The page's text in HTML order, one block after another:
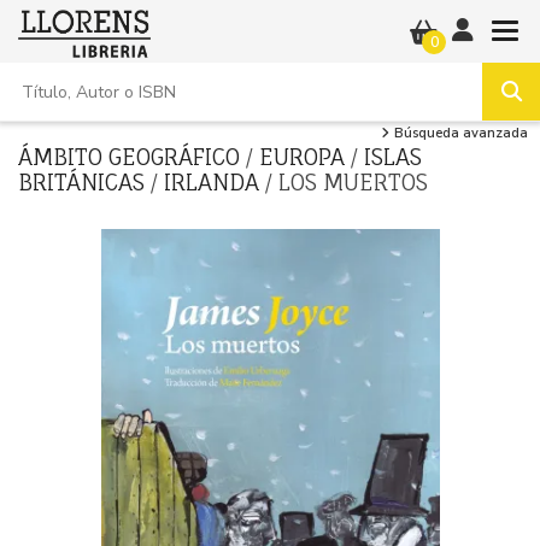
Búsqueda avanzada
0
ÁMBITO GEOGRÁFICO / EUROPA / ISLAS
BRITÁNICAS / IRLANDA / LOS MUERTOS